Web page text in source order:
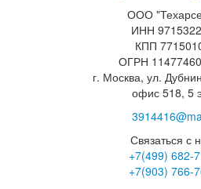
ООО
ИНН
КПП
ОГРН
г. Москва, ул.
офис 518, 5
Связаться с
+7(499) 682-
+7(903) 766-